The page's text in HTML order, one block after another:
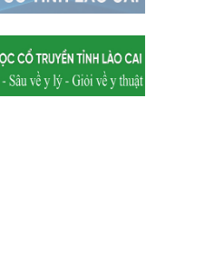
Xã A Mú Sung
Xã Nậm Chày